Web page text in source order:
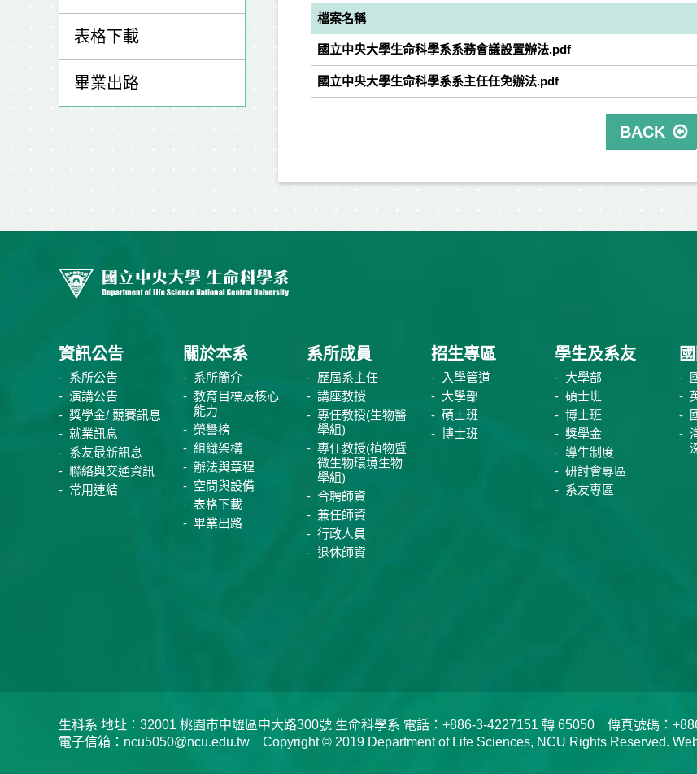
表格下載
畢業出路
檔案名稱
國立中央大學生命科學系系務會議設置辦法.pdf
國立中央大學生命科學系系主任任免辦法.pdf
BACK
資訊公告
系所公告
演講公告
獎學金/ 競賽訊息
就業訊息
系友最新訊息
聯絡與交通資訊
常用連結
關於本系
系所簡介
教育目標及核心
能力
榮譽榜
組織架構
辦法與章程
空間與設備
表格下載
畢業出路
系所成員
歷屆系主任
講座教授
專任教授(生物醫
學組)
專任教授(植物暨
微生物環境生物
學組)
合聘師資
兼任師資
行政人員
退休師資
招生專區
入學管道
大學部
碩士班
博士班
學生及系友
大學部
碩士班
博士班
獎學金
導生制度
研討會專區
系友專區
生科系 地址：32001 桃園市中壢區中大路300號 生命科學系 電話：+886-3-4227151 轉 65050 傳真號碼：
電子信箱：ncu5050@ncu.edu.tw Copyright © 2019 Department of Life Sciences, NCU Rights Reserved.